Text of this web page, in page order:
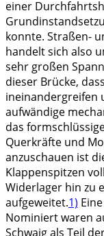
einer
konnte. Straßen-
handelt sich also
sehr großen
dieser Brücke,
ineinandergreifen
aufwändige
das
Querkräfte und
anzuschauen ist
Klappenspitzen
Widerlager hin zu
aufgeweitet.1)
Nominiert waren
Schwaig als Teil